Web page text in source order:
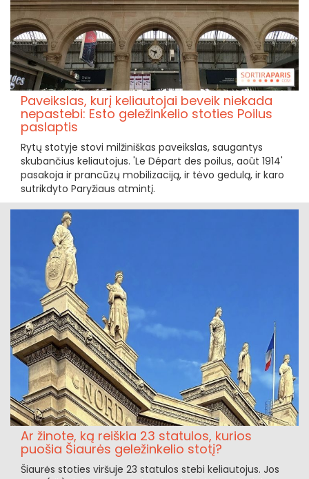
Paveikslas, kurį keliautojai beveik niekada
nepastebi: Esto geležinkelio stoties Poilus
paslaptis
Rytų stotyje stovi milžiniškas paveikslas, saugantys
skubančius keliautojus. 'Le Départ des poilus, août 1914'
pasakoja ir prancūzų mobilizaciją, ir tėvo gedulą, ir karo
sutrikdyto Paryžiaus atmintį.
Ar žinote, ką reiškia 23 statulos, kurios
puošia Šiaurės geležinkelio stotį?
Šiaurės stoties viršuje 23 statulos stebi keliautojus. Jos